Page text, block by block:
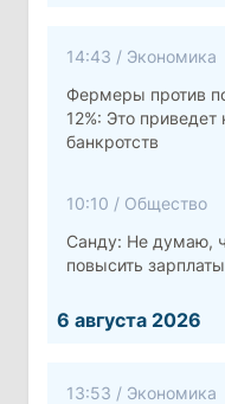
14:43 / Экономика
Фермеры против
12%: Это приведет
банкротств
10:10 / Общество
Санду: Не думаю,
повысить
6 августа 2026
13:53 / Экономика